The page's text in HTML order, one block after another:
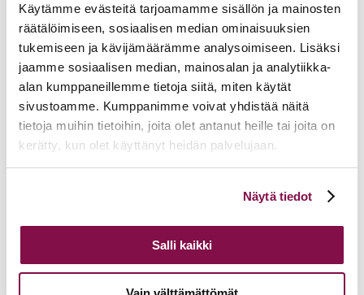
Käytämme evästeitä tarjoamamme sisällön ja mainosten
räätälöimiseen, sosiaalisen median ominaisuuksien
tukemiseen ja kävijämäärämme analysoimiseen. Lisäksi
jaamme sosiaalisen median, mainosalan ja analytiikka-
alan kumppaneillemme tietoja siitä, miten käytät
sivustoamme. Kumppanimme voivat yhdistää näitä
tietoja muihin tietoihin, joita olet antanut heille tai joita on
kerätty, kun olet käyttänyt heidän palvelujaan.
linkistä.
Näytä tiedot
Salli kaikki
tästä täyttämällä rekisteröitymislomakkeen
täällä
Toimittajaportaaliin kirjaudutaan
Ajankohtaista
17.06.2026 Pelastetaan Namibian alkukirkko – yhdessä! –
Hiippakunnan toimintakalenteri syksy 2026
Lisää ajankohtaista